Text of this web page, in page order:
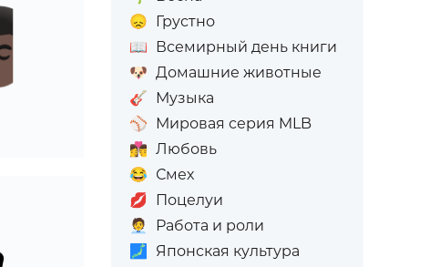
😞 Грустно
📖 Всемирный день книги
🐶 Домашние животные
🎸 Музыка
⚾ Мировая серия MLB
👩‍❤️‍💋‍👨 Любовь
😂 Смех
💋 Поцелуи
🧑‍💼
Работа и роли
🗾
Японская культура